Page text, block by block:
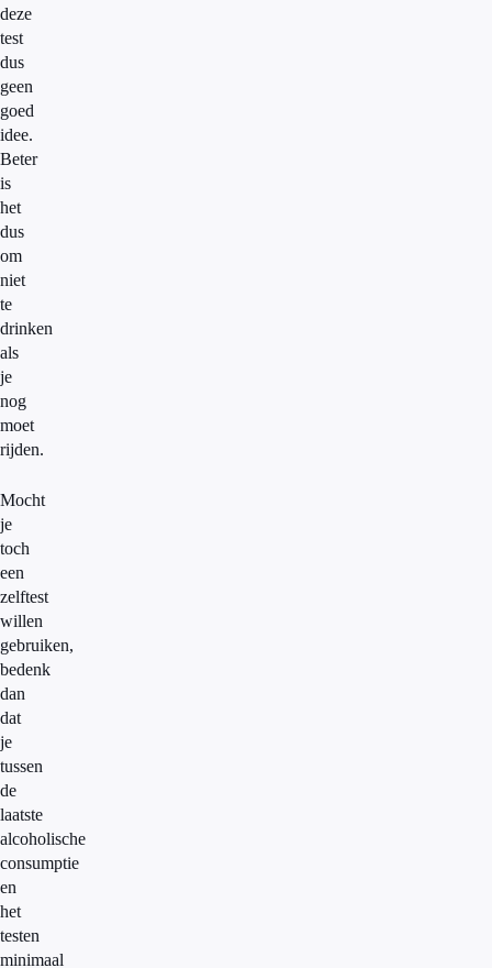
deze
test
dus
geen
goed
idee.
Beter
is
het
dus
om
niet
te
drinken
als
je
nog
moet
rijden.
Mocht
je
toch
een
zelftest
willen
gebruiken,
bedenk
dan
dat
je
tussen
de
laatste
alcoholische
consumptie
en
het
testen
minimaal